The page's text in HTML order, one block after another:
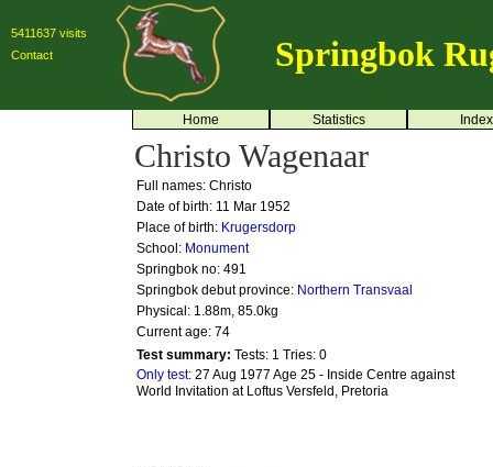
5411637 visits
Contact
Springbok
Home Statistics Index
Christo Wagenaar
Full names: Christo
Date of birth: 11 Mar 1952
Place of birth: Krugersdorp
School: Monument
Springbok no: 491
Springbok debut province: Northern Transvaal
Physical: 1.88m, 85.0kg
Current age: 74
Test summary: Tests: 1 Tries: 0
Only test: 27 Aug 1977 Age 25 - Inside Centre against
World Invitation at Loftus Versfeld, Pretoria